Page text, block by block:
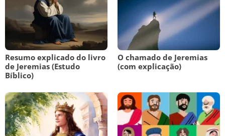
Resumo explicado do livro
de Jeremias (Estudo
Bíblico)
O chamado de Jeremias
(com explicação)